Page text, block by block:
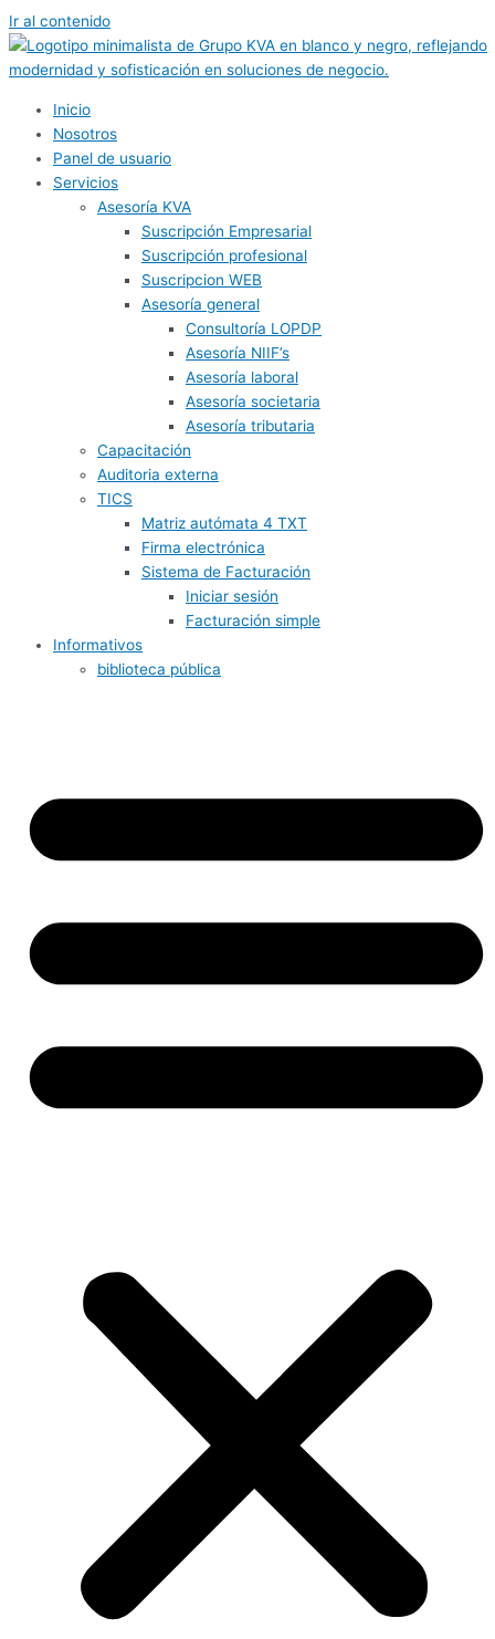
Ir al contenido
Inicio
Nosotros
Panel de usuario
Servicios
Asesoría KVA
Suscripción Empresarial
Suscripción profesional
Suscripcion WEB
Asesoría general
Consultoría LOPDP
Asesoría NIIF’s
Asesoría laboral
Asesoría societaria
Asesoría tributaria
Capacitación
Auditoria externa
TICS
Matriz autómata 4 TXT
Firma electrónica
Sistema de Facturación
Iniciar sesión
Facturación simple
Informativos
biblioteca pública